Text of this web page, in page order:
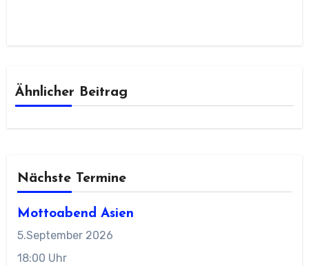
Ähnlicher Beitrag
Nächste Termine
Mottoabend Asien
5.September 2026
18:00 Uhr